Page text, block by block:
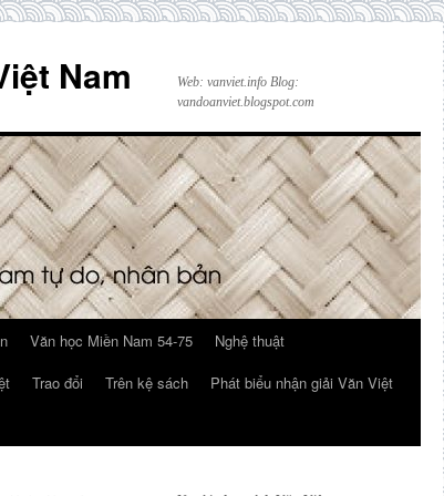
Nam
Web: vanviet.info Blog:
vandoanviet.blogspot.com
Văn học Miền Nam 54-75
Nghệ thuật
Trao đổi Trên kệ sách
Phát biểu nhận giải Văn Việt